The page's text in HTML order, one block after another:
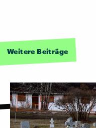
Weitere Beiträge